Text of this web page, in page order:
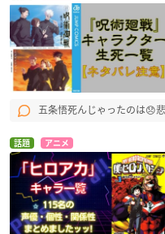
五条悟死んじゃったのは😞
話題 アニメ